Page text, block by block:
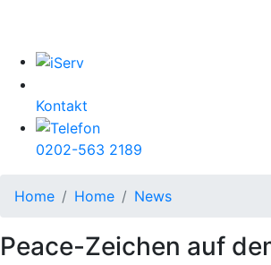
Kontakt
0202-563 2189
Home Home News
Peace-Zeichen auf